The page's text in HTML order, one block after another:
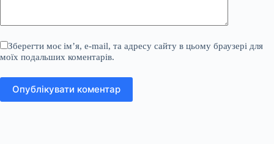
Зберегти моє ім’я, e-mail, та адресу сайту в цьому браузері для
моїх подальших коментарів.
Опублікувати коментар